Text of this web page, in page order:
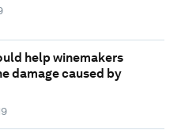
help winemakers
damage caused by